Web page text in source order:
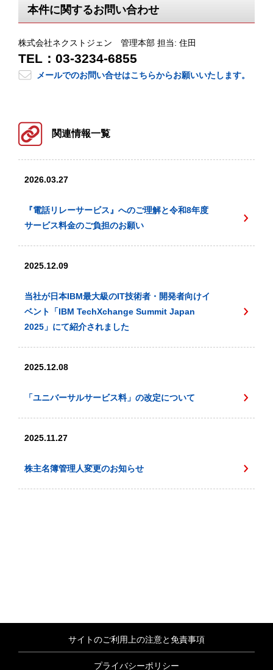
本件に関するお問い合わせ
株式会社ネクストジェン 管理本部 担当: 住田
TEL：03-3234-6855
メールでのお問い合せはこちらからお願いいたします。
関連情報一覧
2026.03.27
『電話リレーサービス』へのご理解と令和8年度
サービス料金のご負担のお願い
2025.12.09
当社が日本IBM最大級のIT技術者・開発者向けイ
ベント「IBM TechXchange Summit Japan
2025」にて紹介されました
2025.12.08
「ユニバーサルサービス料」の改定について
2025.11.27
株主名簿管理人変更のお知らせ
サイトのご利用上の注意と免責事項
プライバシーポリシー